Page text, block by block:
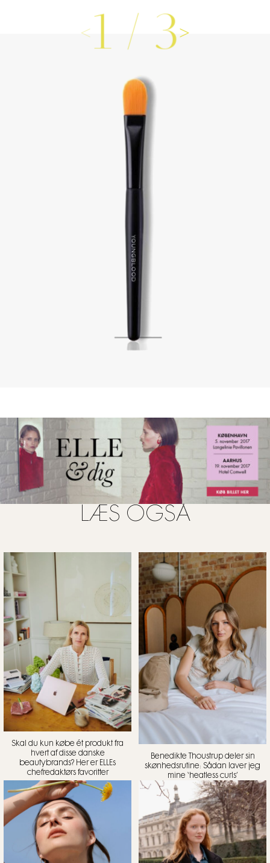
1 / 3
LÆS OGSÅ
Skal du kun købe ét produkt fra
hvert af disse danske
beautybrands? Her er ELLEs
chefredaktørs favoritter
Benedikte Thoustrup deler sin
skønhedsrutine: Sådan laver jeg
mine ‘heatless curls’